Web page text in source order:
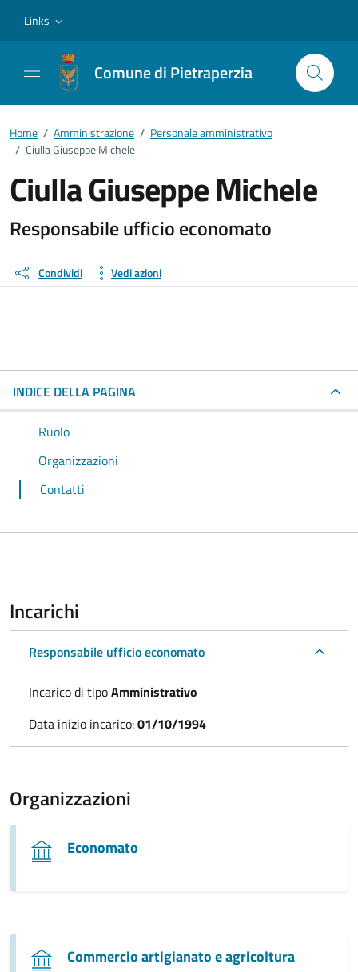
Links
Comune di Pietraperzia
Home / Amministrazione / Personale amministrativo
/ Ciulla Giuseppe Michele
Ciulla Giuseppe Michele
Dettagli della persona
Responsabile ufficio economato
Condividi Vedi azioni
INDICE DELLA PAGINA
Ruolo
Organizzazioni
Contatti
Incarichi
Responsabile ufficio economato
Incarico di tipoAmministrativo
Data inizio incarico:01/10/1994
Organizzazioni
Economato
Commercio artigianato e agricoltura